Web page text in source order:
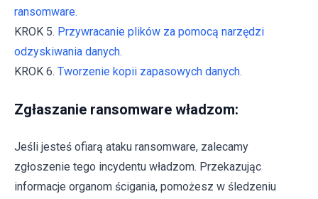
ransomware.
KROK 5. Przywracanie plików za pomocą narzędzi
odzyskiwania danych.
KROK 6. Tworzenie kopii zapasowych danych.
Zgłaszanie ransomware władzom:
Jeśli jesteś ofiarą ataku ransomware, zalecamy
zgłoszenie tego incydentu władzom. Przekazując
informacje organom ścigania, pomożesz w śledzeniu